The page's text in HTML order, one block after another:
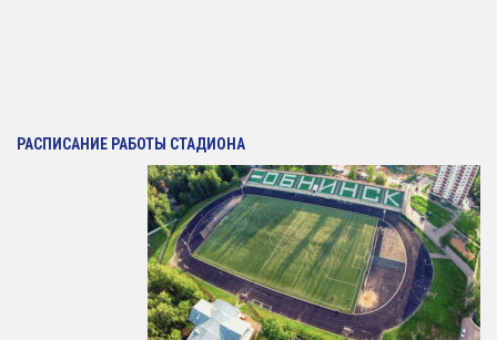
РАСПИСАНИЕ РАБОТЫ СТАДИОНА